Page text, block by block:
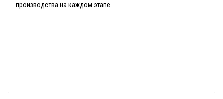
производства на каждом этапе.